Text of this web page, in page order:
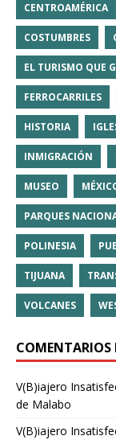
CENTROAMÉRICA
COSTUMBRES
EL TURISMO QUE
FERROCARRILES
HISTORIA
INMIGRACIÓN
MUSEO
PARQUES
POLINESIA
TIJUANA
VOLCANES
COMENTARIOS
V(B)iajero
de Malabo
V(B)iajero